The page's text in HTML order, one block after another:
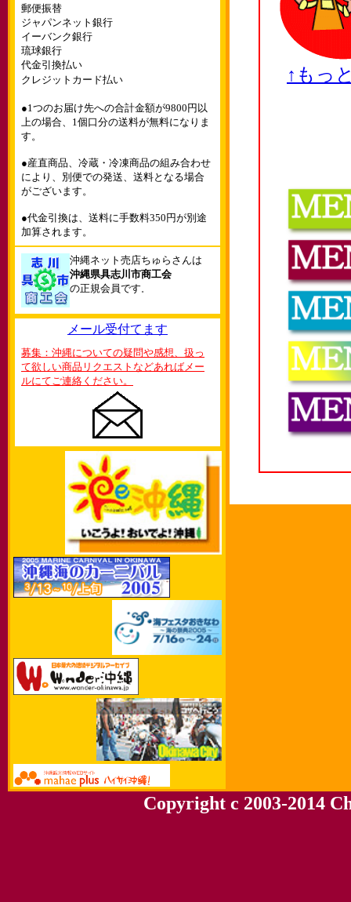
郵便振替
ジャパンネット銀行
イーバンク銀行
琉球銀行
代金引換払い
クレジットカード払い
●1つのお届け先への合計金額が9800円以
上の場合、1個口分の送料が無料になりま
す。
●産直商品、冷蔵・冷凍商品の組み合わせ
により、別便での発送、送料となる場合
がございます。
●代金引換は、送料に手数料350円が別途
加算されます。
沖縄ネット売店ちゅらさんは
沖縄県具志川市商工会
の正規会員です。
メール受付てます
募集：沖縄についての疑問や感想、扱っ
て欲しい商品リクエストなどあればメー
ルにてご連絡ください。
↑もっ
Copyright c 2003-2014